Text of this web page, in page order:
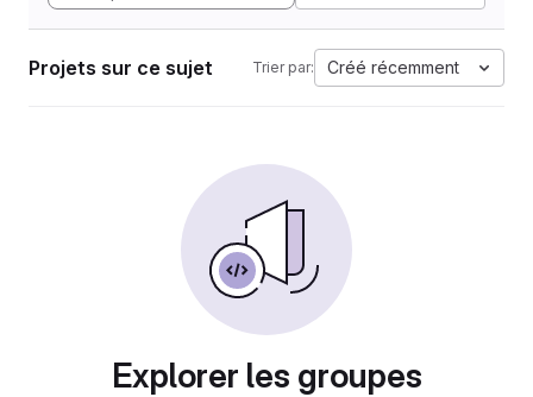
Projets sur ce sujet Trier par: Créé récemment
Explorer les groupes